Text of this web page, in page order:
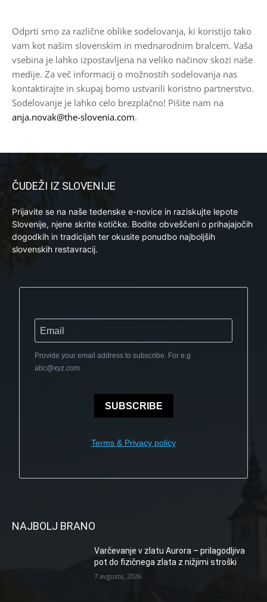
Odprti smo za različne oblike sodelovanja, ki koristijo tako
vam kot našim slovenskim in mednarodnim bralcem. Vaša
vsebina je lahko izpostavljena na veliko načinov skozi naše
medije. Za več informacij o možnostih sodelovanja nas
kontaktirajte in skupaj bomo ustvarili koristno partnerstvo.
Sodelovanje je lahko celo brezplačno! Pišite nam na
anja.novak@the-slovenia.com.
ČUDEŽI IZ SLOVENIJE
Prijavite se na naše tedenske e-novice in raziskujte lepote
Slovenije, njene skrite kotičke. Bodite obveščeni o prihajajočih
dogodkih in tradicijah ter okusite ponudbo najboljših
slovenskih restavracij.
Provide your email address to subscribe. For e.g
abc@xyz.com
SUBSCRIBE
Terms & Privacy policy
NAJBOLJ BRANO
Varčevanje v zlatu Aurora – prilagodljiva
pot do fizičnega zlata z nižjimi stroški
7 avgusta, 2026